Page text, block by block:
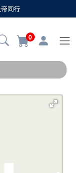
同行
0